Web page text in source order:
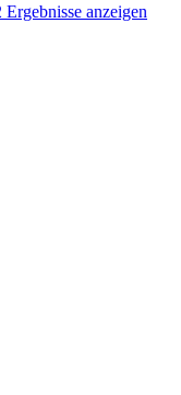
anzeigen